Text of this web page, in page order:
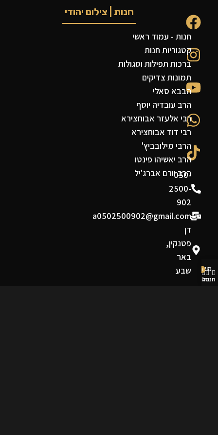
050-
2500-
902
a0502500902@gmail.com
דן
פטנקין,
באר
שבע
חנות | צילום יהודי
חנות - עמוד ראשי
קטגוריות חנות
ברכות תפילות וסגולות
תמונות צדיקים
הבבא סאלי
הרב עובדיה יוסף
רבי אלעזר אבוחצירא
רבי דוד אבוחצירא
הרבי מילובביץ'
הרב יאשיהו פינטו
הרב יורם אברג'יל
חנות
מוצרים שאהבתי
0
סל קניות
החשבון שלי